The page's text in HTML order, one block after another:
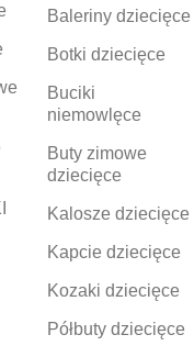
Baleriny dziecięce
Botki dziecięce
Buciki
niemowlęce
Buty zimowe
dziecięce
Kalosze dziecięce
Kapcie dziecięce
Kozaki dziecięce
Półbuty dziecięce